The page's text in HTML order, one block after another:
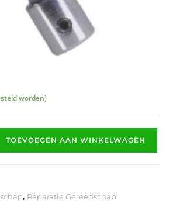
worden)
TOEVOEGEN AAN WINKELWAGEN
, Reparatie Gereedschap